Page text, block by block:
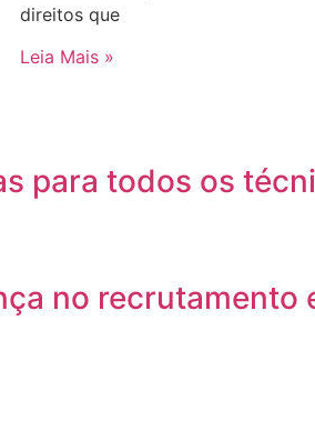
direitos que
Leia Mais »
para todos os
no recrutamento